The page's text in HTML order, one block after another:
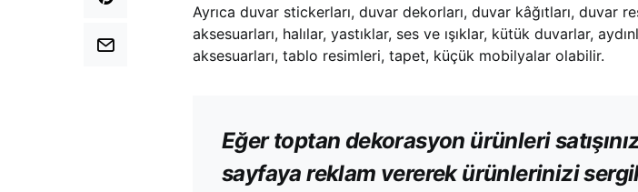
Ayrıca duvar stickerları, duvar dekorları, duvar kâğıtları, duvar
aksesuarları, halılar, yastıklar, ses ve ışıklar, kütük duvarlar,
aksesuarları, tablo resimleri, tapet, küçük mobilyalar olabilir.
Eğer toptan dekorasyon ürünleri
sayfaya reklam vererek ürünlerinizi